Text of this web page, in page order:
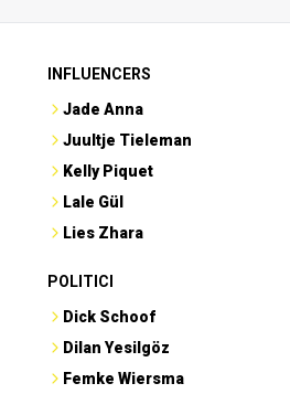
INFLUENCERS
Jade Anna
Juultje Tieleman
Kelly Piquet
Lale Gül
Lies Zhara
POLITICI
Dick Schoof
Dilan Yesilgöz
Femke Wiersma